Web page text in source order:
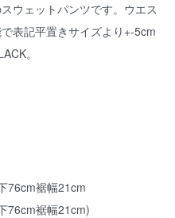
ウェットパンツです。ウエス
表記平置きサイズより+-5cm
。
76cm裾幅21cm
76cm裾幅21cm)